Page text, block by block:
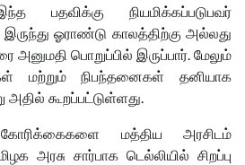
இந்த பதவிக்கு நியமிக்கப்படுபவர்
இருந்து ஓராண்டு காலத்திற்கு அல்லது
பொறுப்பில் இருப்பார். மேலும்
மற்றும் நிபந்தனைகள் தனியாக
அதில் கூறப்பட்டுள்ளது.
மத்திய அரசிடம்
அரசு சார்பாக டெல்லியில் சிறப்பு